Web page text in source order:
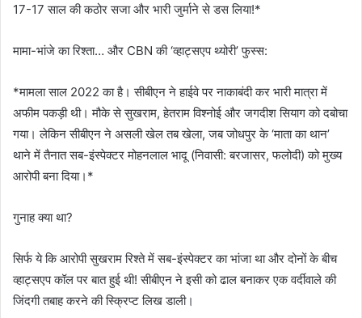
17-17 साल की कठोर सजा और भारी जुर्माने से डस लिया!*
मामा-भांजे का रिश्ता… और CBN की ‘व्हाट्सएप थ्योरी’ फुस्स:
*मामला साल 2022 का है। सीबीएन ने हाईवे पर नाकाबंदी कर भारी मात्रा में
अफीम पकड़ी थी। मौके से सुखराम, हेतराम विश्नोई और जगदीश सियाग को दबोचा
गया। लेकिन सीबीएन ने असली खेल तब खेला, जब जोधपुर के ‘माता का थान’
थाने में तैनात सब-इंस्पेक्टर मोहनलाल भादू (निवासी: बरजासर, फलोदी) को मुख्य
आरोपी बना दिया।*
गुनाह क्या था?
सिर्फ ये कि आरोपी सुखराम रिश्ते में सब-इंस्पेक्टर का भांजा था और दोनों के बीच
व्हाट्सएप कॉल पर बात हुई थी! सीबीएन ने इसी को ढाल बनाकर एक वर्दीवाले की
जिंदगी तबाह करने की स्क्रिप्ट लिख डाली।